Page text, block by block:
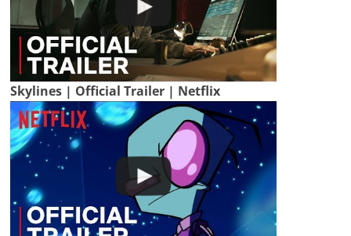
Skylines | Official Trailer | Netflix